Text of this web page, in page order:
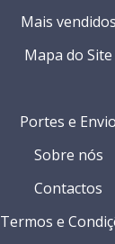
Portes e Envio
Sobre nós
Contactos
Termos e
Mais vendidos
Mapa do Site